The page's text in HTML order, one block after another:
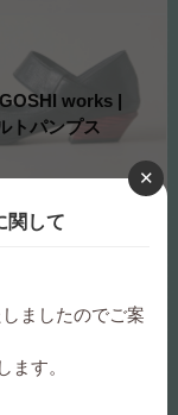
works |
トパンプス
関して
ましたのでご案
す。